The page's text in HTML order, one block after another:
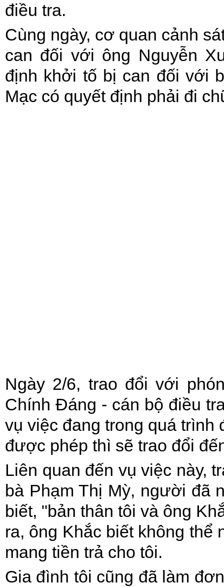
điều tra.
Cùng ngày, cơ quan cảnh
can đối với ông Nguyễn
định khởi tố bị can đối với
Mạc có quyết định phải đi
Ngày 2/6, trao đổi với
Chính Đáng - cán bộ điều
vụ việc đang trong quá trình
được phép thì sẽ trao đổi
Liên quan đến vụ việc này,
bà Phạm Thị Mỳ, người đã
biết, "bản thân tôi và ông
ra, ông Khắc biết không thể
mang tiền trả cho tôi.
Gia đình tôi cũng đã làm